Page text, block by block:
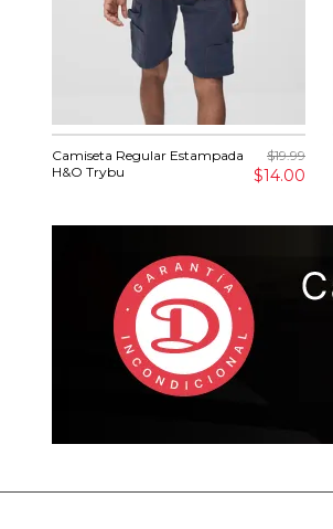
Camiseta Regular Estampada
H&O Trybu
$19.99
$14.00